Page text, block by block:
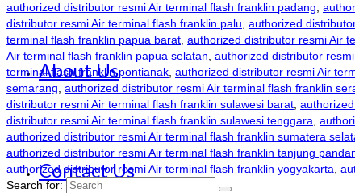
About Us
Contact Us
authorized distributor resmi Air terminal flash franklin padang,
distributor resmi Air terminal flash franklin palu, authorized
terminal flash franklin papua barat, authorized distributor resmi Air
Air terminal flash franklin papua selatan, authorized distributor
terminal flash franklin pontianak, authorized distributor resmi Air
semarang, authorized distributor resmi Air terminal flash franklin
distributor resmi Air terminal flash franklin sulawesi barat,
distributor resmi Air terminal flash franklin sulawesi tenggara,
authorized distributor resmi Air terminal flash franklin sumatera
authorized distributor resmi Air terminal flash franklin tanjung
authorized distributor resmi Air terminal flash franklin yogyakarta,
Search for: